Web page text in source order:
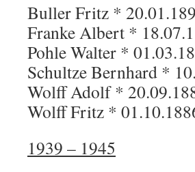
Buller Fritz *
Franke Albert *
Pohle Walter *
Schultze Bernhard *
Wolff Adolf *
Wolff Fritz *
1939 – 1945